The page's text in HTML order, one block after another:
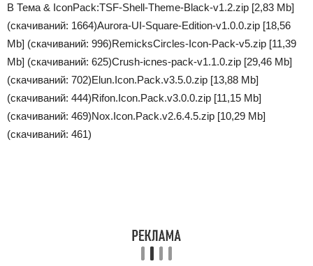
В Тема & IconPack:TSF-Shell-Theme-Black-v1.2.zip [2,83 Mb]
(cкачиваний: 1664)Aurora-UI-Square-Edition-v1.0.0.zip [18,56
Mb] (cкачиваний: 996)RemicksCircles-Icon-Pack-v5.zip [11,39
Mb] (cкачиваний: 625)Crush-icnes-pack-v1.1.0.zip [29,46 Mb]
(cкачиваний: 702)Elun.Icon.Pack.v3.5.0.zip [13,88 Mb]
(cкачиваний: 444)Rifon.Icon.Pack.v3.0.0.zip [11,15 Mb]
(cкачиваний: 469)Nox.Icon.Pack.v2.6.4.5.zip [10,29 Mb]
(cкачиваний: 461)